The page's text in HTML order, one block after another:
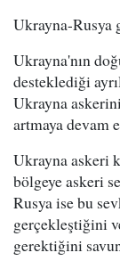
Ukrayna-Rusya
Ukrayna'nın
desteklediği
Ukrayna
artmaya devam
Ukrayna askeri
bölgeye askeri
Rusya ise bu
gerçekleştiğini
gerektiğini